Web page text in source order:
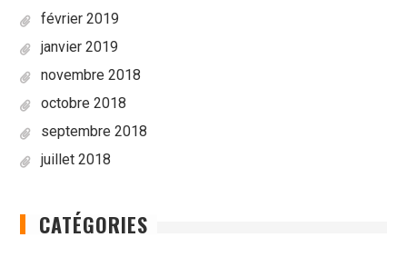
février 2019
janvier 2019
novembre 2018
octobre 2018
septembre 2018
juillet 2018
CATÉGORIES